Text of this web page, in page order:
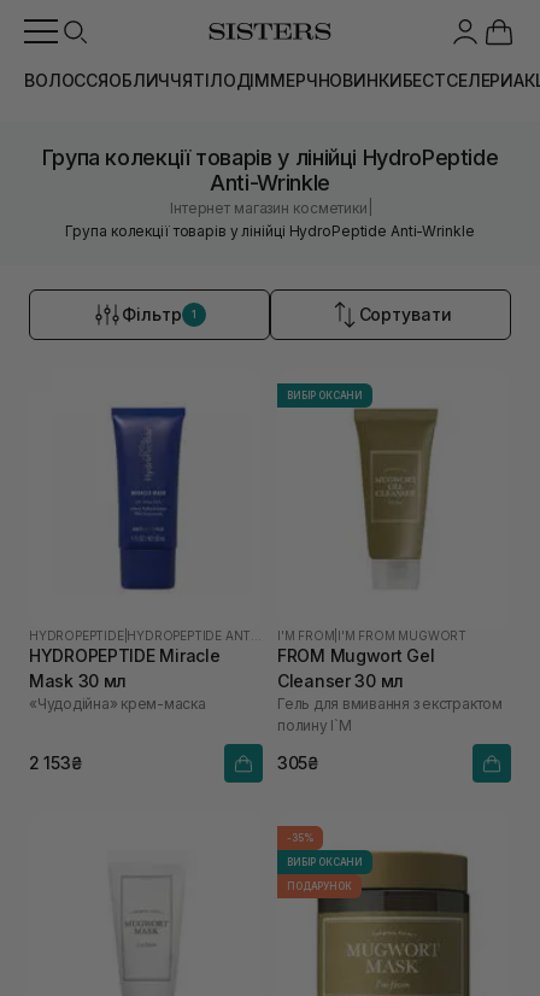
ВОЛОССЯОБЛИЧЧЯТІЛОДІММЕРЧНОВИНКИБЕСТСЕЛЕРИ
Група колекції товарів у лінійці HydroPeptide
Anti-Wrinkle
Інтернет магазин косметики
Група колекції товарів у лінійці HydroPeptide Anti-Wrinkle
Фільтр 1 Сортувати
HYDROPEPTIDE
HYDROPEPTIDE Miracle
Mask 30 мл
«Чудодійна» крем-маска
2 153₴
ВИБІР ОКСАНИ
I'M FROM I'M FROM MUGWORT
FROM Mugwort Gel
Cleanser 30 мл
Гель для вмивання з екстрактом
полину I`M
305₴
-35%
ВИБІР ОКСАНИ
ПОДАРУНОК